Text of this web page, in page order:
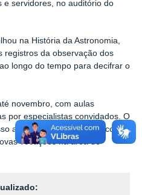
e servidores, no auditório do
na História da Astronomia,
registros da observação dos
longo do tempo para decifrar o
novembro, com aulas
por especialistas convidados. O
ao conhecimento científico
vocações na área de